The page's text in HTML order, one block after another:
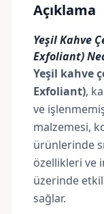
Açıklama
Yeşil Kahve
Exfoliant)
Yeşil kahve
Exfoliant),
ve
malzemesi,
ürünlerinde
özellikleri ve
üzerinde
sağlar.